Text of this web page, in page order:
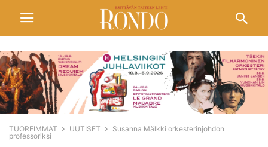
TUOREIMMAT UUTISET
Susanna Mälkki orkesterinjohdon
professoriksi